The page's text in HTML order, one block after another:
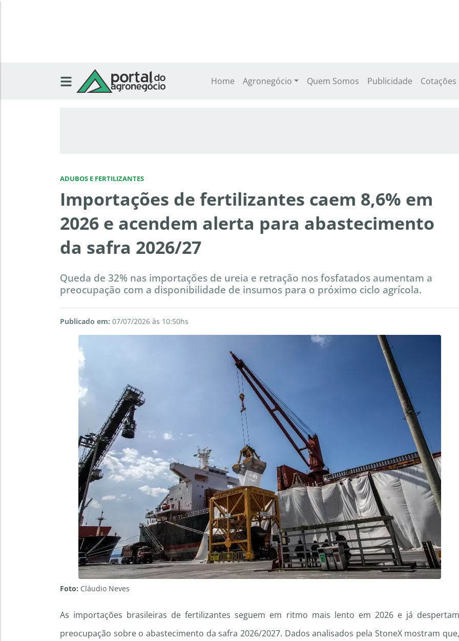
Home Agronegócio Quem Somos Publicidade Cotações
ADUBOS E FERTILIZANTES
Importações de fertilizantes caem 8,6% em
2026 e acendem alerta para abastecimento
da safra 2026/27
Queda de 32% nas importações de ureia e retração nos fosfatados aumentam a
preocupação com a disponibilidade de insumos para o próximo ciclo agrícola.
Publicado em: 07/07/2026 às 10:50hs
Foto: Cláudio Neves
As importações brasileiras de fertilizantes seguem em ritmo mais lento em 2026 e já despertam
preocupação sobre o abastecimento da safra 2026/2027. Dados analisados pela StoneX mostram que,